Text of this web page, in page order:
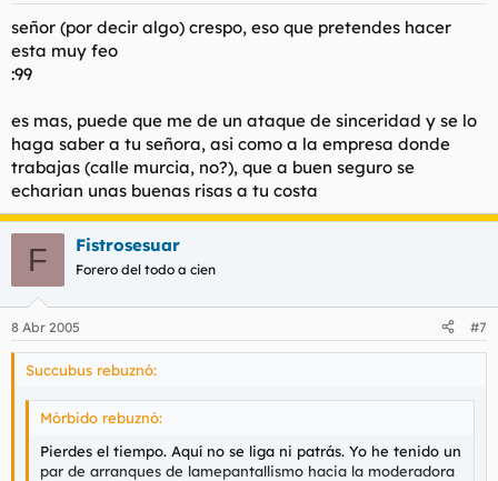
escaquearme los domingos por la mañana.... asi que si a alguna
le interesa, este lunes colgare unas cuantas fotos para que
veais el "material".
apagada, lo cual es muy frustante, porque ni un buen
cunninlingus -mi especialidad- me deja practicar) e ir mas alla
de la frialdad de las lumis de carretera.
pero todo seria buscar unas buenas indicaciones).
Nada mas, solo comentar que este foro me arranca bastantes
sonrisas a lo largo de la jornada laboral, y que solo por eso ya
vale la pena!
señor (por decir algo) crespo, eso que pretendes hacer
esta muy feo
:99
es mas, puede que me de un ataque de sinceridad y se lo
haga saber a tu señora, asi como a la empresa donde
trabajas (calle murcia, no?), que a buen seguro se
echarian unas buenas risas a tu costa
F Fistrosesuar
Forero del todo a cien
8 Abr 2005 #7
Succubus rebuznó:
Mórbido rebuznó:
Pierdes el tiempo. Aquí no se liga ni patrás. Yo he tenido un
par de arranques de lamepantallismo hacia la moderadora